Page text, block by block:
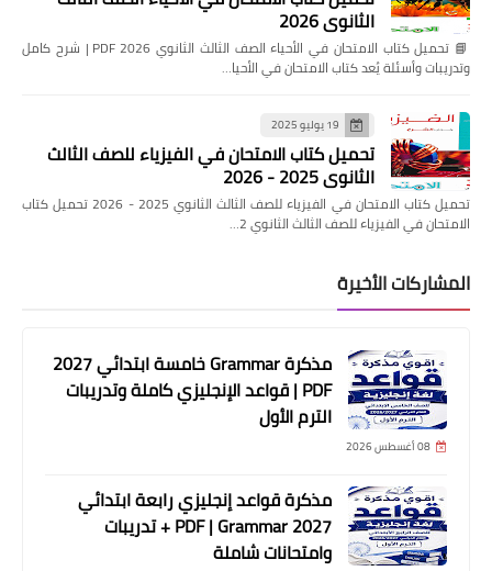
الثانوي 2026
📘 تحميل كتاب الامتحان في الأحياء الصف الثالث الثانوي 2026 PDF | شرح كامل
وتدريبات وأسئلة يُعد كتاب الامتحان في الأحيا…
19 يوليو 2025
تحميل كتاب الامتحان في الفيزياء للصف الثالث
الثانوي 2025 - 2026
تحميل كتاب الامتحان في الفيزياء للصف الثالث الثانوي 2025 - 2026 تحميل كتاب
الامتحان في الفيزياء للصف الثالث الثانوي 2…
المشاركات الأخيرة
مذكرة Grammar خامسة ابتدائي 2027
PDF | قواعد الإنجليزي كاملة وتدريبات
الترم الأول
08 أغسطس 2026
مذكرة قواعد إنجليزي رابعة ابتدائي
2027 PDF | Grammar + تدريبات
وامتحانات شاملة